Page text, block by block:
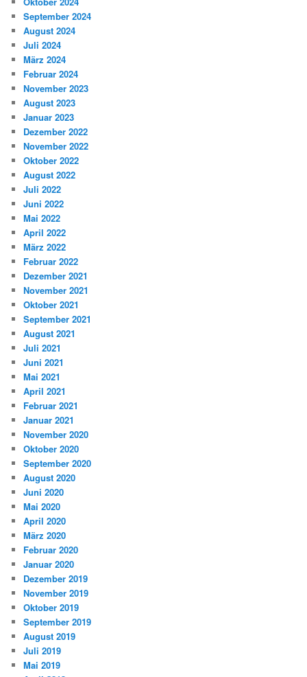
September 2024
August 2024
Juli 2024
März 2024
Februar 2024
November 2023
August 2023
Januar 2023
Dezember 2022
November 2022
Oktober 2022
August 2022
Juli 2022
Juni 2022
Mai 2022
April 2022
März 2022
Februar 2022
Dezember 2021
November 2021
Oktober 2021
September 2021
August 2021
Juli 2021
Juni 2021
Mai 2021
April 2021
Februar 2021
Januar 2021
November 2020
Oktober 2020
September 2020
August 2020
Juni 2020
Mai 2020
April 2020
März 2020
Februar 2020
Januar 2020
Dezember 2019
November 2019
Oktober 2019
September 2019
August 2019
Juli 2019
Mai 2019